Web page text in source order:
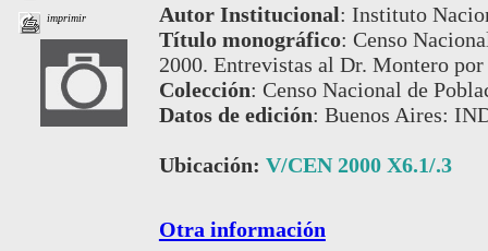
imprimir Autor Institucional: Instituto
Título monográfico: Censo
2000. Entrevistas al Dr. Montero
Colección: Censo Nacional de
Datos de edición: Buenos Aires:
Ubicación: V/CEN 2000 X6.1/.3
Otra información